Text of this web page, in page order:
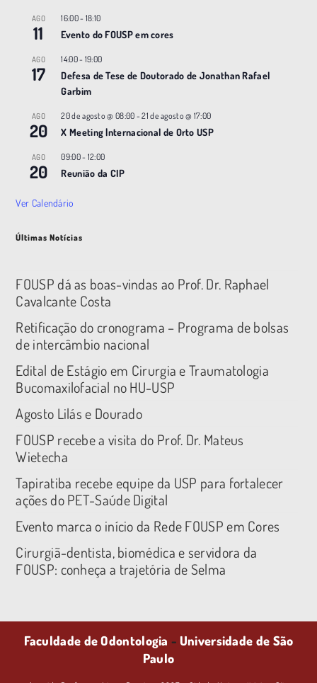
AGO
11
16:00- 18:10
Evento do FOUSP em cores
AGO
17
14:00- 19:00
Defesa de Tese de Doutorado de Jonathan Rafael
Garbim
AGO
20
20 de agosto @ 08:00 -21 de agosto @ 17:00
X Meeting |nternacional de Orto USP
AGO
20
09:00- 12:00
Reunião da CIP
Ver Calendário
Últimas Notícias
FOUSP dá as boas-vindas ao Prof. Dr. Raphael
Cavalcante Costa
Retificação do cronograma – Programa de bolsas
de intercâmbio nacional
Edital de Estágio em Cirurgia e Traumatologia
Bucomaxilofacial no HU-USP
Agosto Lilás e Dourado
FOUSP recebe a visita do Prof. Dr. Mateus
Wietecha
Tapiratiba recebe equipe da USP para fortalecer
ações do PET-Saúde Digital
Evento marca o início da Rede FOUSP em Cores
Cirurgiã-dentista, biomédica e servidora da
FOUSP: conheça a trajetória de Selma
Faculdade de Odontologia - Universidade de São
Paulo